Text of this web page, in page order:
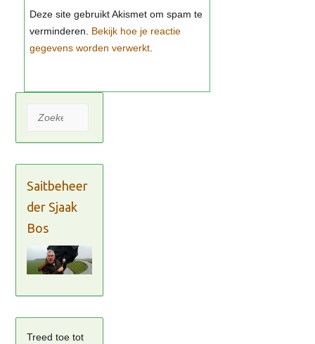
Bekijk hoe je reactie
gegevens worden verwerkt
Zoeken
Saitbeheer
der Sjaak
Bos
Treed toe tot